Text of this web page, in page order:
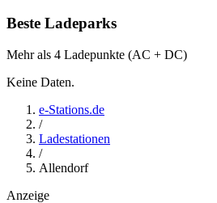
Beste Ladeparks
Mehr als 4 Ladepunkte (AC + DC)
Keine Daten.
e-Stations.de
/
Ladestationen
/
Allendorf
Anzeige